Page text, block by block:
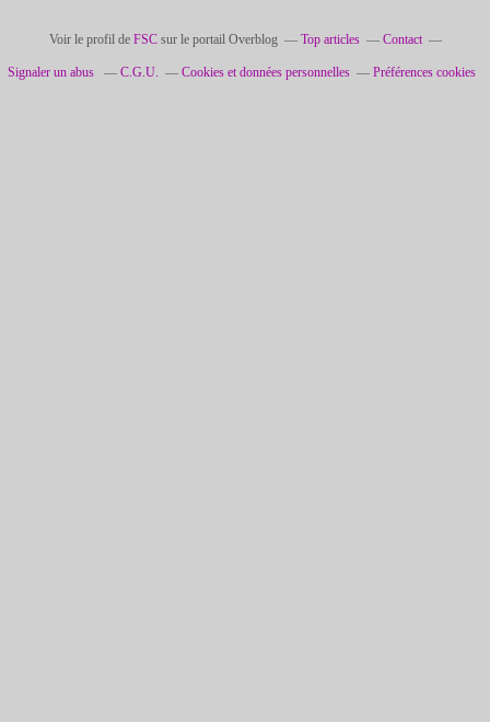
Voir le profil de FSCsur le portail Overblog Top articles Contact
Signaler un abus C.G.U. Cookies et données personnelles Préférences cookies